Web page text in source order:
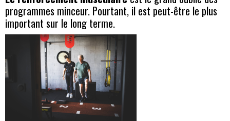
programmes minceur. Pourtant, il est peut-être le plus
important sur le long terme.